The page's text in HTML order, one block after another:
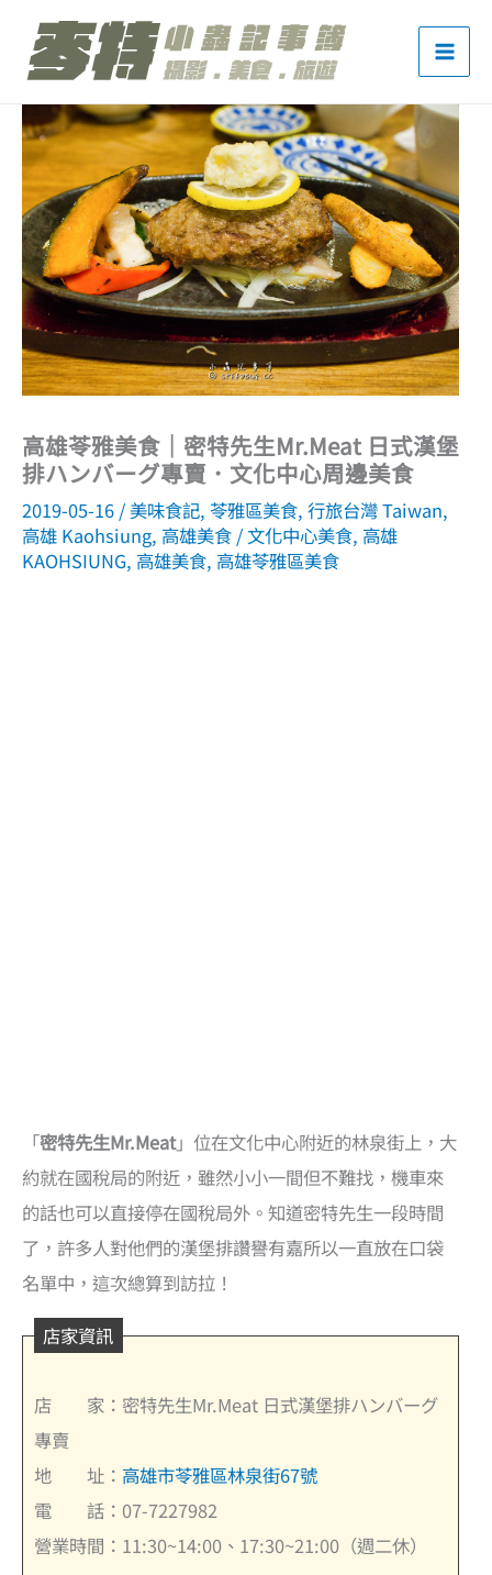
高雄苓雅美食｜密特先生Mr.Meat 日式漢堡
排ハンバーグ專賣．文化中心周邊美食
2019-05-16 / 美味食記, 苓雅區美食, 行旅台灣 Taiwan,
高雄 Kaohsiung, 高雄美食 /文化中心美食, 高雄
KAOHSIUNG, 高雄美食, 高雄苓雅區美食
「密特先生Mr.Meat」位在文化中心附近的林泉街上，大
約就在國稅局的附近，雖然小小一間但不難找，機車來
的話也可以直接停在國稅局外。知道密特先生一段時間
了，許多人對他們的漢堡排讚譽有嘉所以一直放在口袋
名單中，這次總算到訪拉！
店家資訊
店 家：密特先生Mr.Meat 日式漢堡排ハンバーグ
專賣
地 址： 高雄市苓雅區林泉街67號
電 話：07-7227982
營業時間：11:30~14:00、17:30~21:00（週二休）